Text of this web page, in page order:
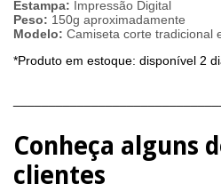
Estampa: Impressão Digital
Peso: 150g aproximadamente
Modelo: Camiseta corte tradicional
*Produto em estoque: disponível 2
Conheça alguns
clientes